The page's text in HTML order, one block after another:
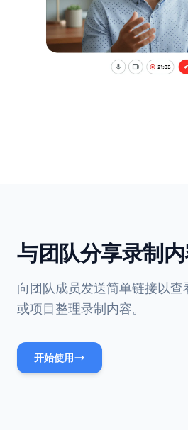
与团队分享录制
向团队成员发送简单链接以查
或项目整理录制内容。
开始使用